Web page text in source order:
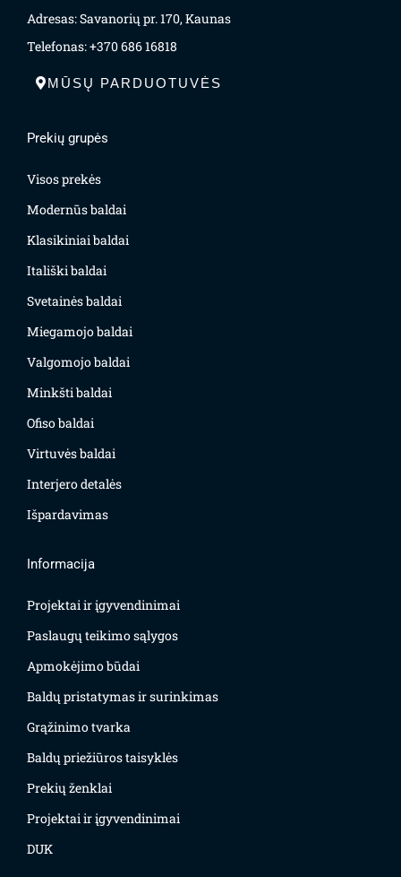
Adresas: Savanorių pr. 170, Kaunas
Telefonas: +370 686 16818
MŪSŲ PARDUOTUVĖS
Prekių grupės
Visos prekės
Modernūs baldai
Klasikiniai baldai
Itališki baldai
Svetainės baldai
Miegamojo baldai
Valgomojo baldai
Minkšti baldai
Ofiso baldai
Virtuvės baldai
Interjero detalės
Išpardavimas
Informacija
Projektai ir įgyvendinimai
Paslaugų teikimo sąlygos
Apmokėjimo būdai
Baldų pristatymas ir surinkimas
Grąžinimo tvarka
Baldų priežiūros taisyklės
Prekių ženklai
Projektai ir įgyvendinimai
DUK